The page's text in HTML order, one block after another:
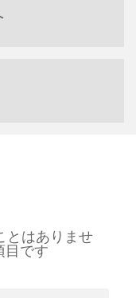
とはありませ
目です